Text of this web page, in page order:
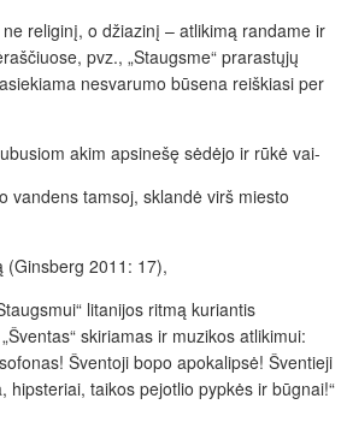
religinį, o džiazinį – atlikimą randame ir
pvz., „Staugsme“ prarastųjų
nesvarumo būsena reiškiasi per
akim apsinešę sėdėjo ir rūkė vai-
vandens tamsoj, sklandė virš miesto
(Ginsberg 2011: 17),
litanijos ritmą kuriantis
skiriamas ir muzikos atlikimui:
Šventoji bopo apokalipsė! Šventieji
hipsteriai, taikos pejotlio pypkės ir būgnai!“